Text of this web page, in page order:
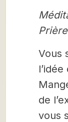
Vous
de
vous